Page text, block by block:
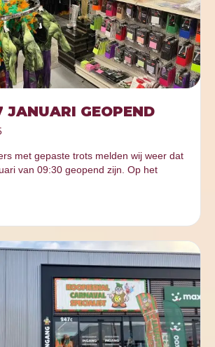
JANUARI GEOPEND
met gepaste trots melden wij weer dat
van 09:30 geopend zijn. Op het